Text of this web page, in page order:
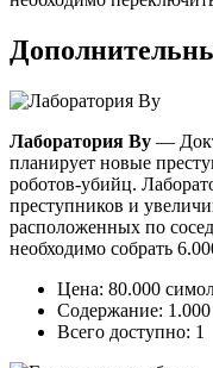
Лаборатория Ву —
планирует новые
роботов-убийц.
преступников и
расположенных по
необходимо собрать
Цена: 80.000
Содержание:
Всего доступно: 1